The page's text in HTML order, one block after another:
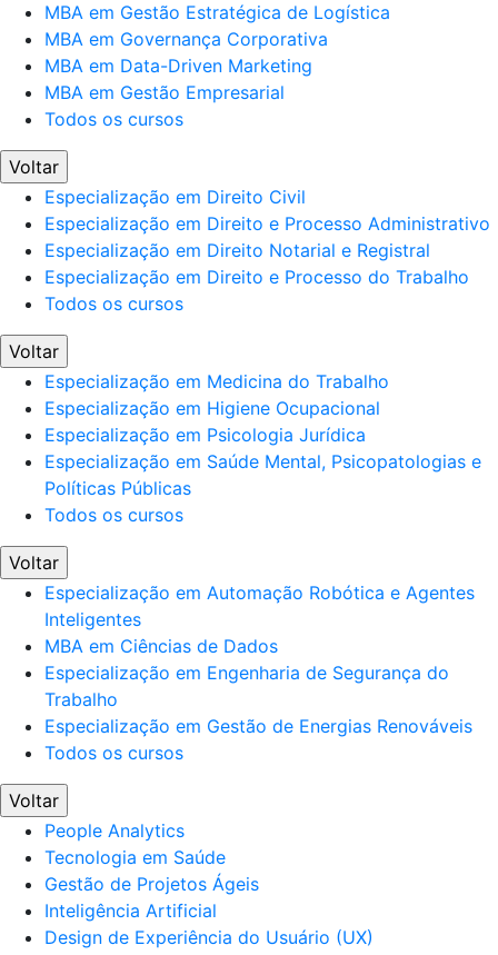
MBA em Gestão Estratégica de Logística
MBA em Governança Corporativa
MBA em Data-Driven Marketing
MBA em Gestão Empresarial
Todos os cursos
Voltar
Especialização em Direito Civil
Especialização em Direito e Processo Administrativo
Especialização em Direito Notarial e Registral
Especialização em Direito e Processo do Trabalho
Todos os cursos
Voltar
Especialização em Medicina do Trabalho
Especialização em Higiene Ocupacional
Especialização em Psicologia Jurídica
Especialização em Saúde Mental, Psicopatologias e
Políticas Públicas
Todos os cursos
Voltar
Especialização em Automação Robótica e Agentes
Inteligentes
MBA em Ciências de Dados
Especialização em Engenharia de Segurança do
Trabalho
Especialização em Gestão de Energias Renováveis
Todos os cursos
Voltar
People Analytics
Tecnologia em Saúde
Gestão de Projetos Ágeis
Inteligência Artificial
Design de Experiência do Usuário (UX)